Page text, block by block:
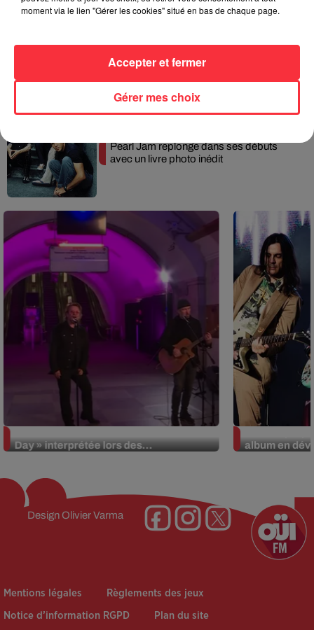
cinéma avec « Unshatter »
Pearl Jam replonge dans ses débuts
avec un livre photo inédit
Day » interprétée lors des...
album en
Design Olivier Varma
Mentions légales Règlements des jeux
Notice d’information RGPD Plan du site
moment via le lien "Gérer les cookies" situé en bas de chaque page.
Gérer mes choix
Accepter et fermer